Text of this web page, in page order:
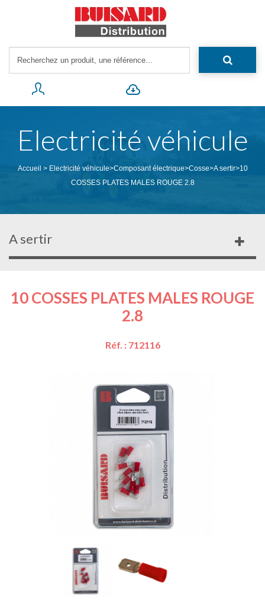
Electricité véhicule
Accueil > Electricité véhicule>Composant électrique>Cosse>A sertir>10
COSSES PLATES MALES ROUGE 2.8
A sertir
10 COSSES PLATES MALES ROUGE
2.8
Réf. : 712116